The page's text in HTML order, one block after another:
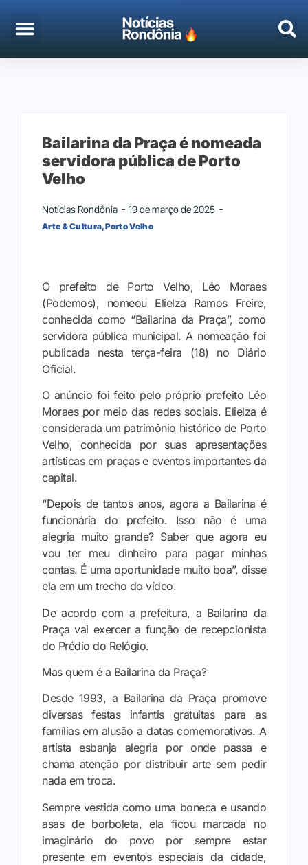
Bailarina da Praça é nomeada
servidora pública de Porto
Velho
Notícias Rondônia 19 de março de 2025
Arte & Cultura,Porto Velho
O prefeito de Porto Velho, Léo Moraes
(Podemos), nomeou Elielza Ramos Freire,
conhecida como “Bailarina da Praça”, como
servidora pública municipal. A nomeação foi
publicada nesta terça-feira (18) no Diário
Oficial.
O anúncio foi feito pelo próprio prefeito Léo
Moraes por meio das redes sociais. Elielza é
considerada um patrimônio histórico de Porto
Velho, conhecida por suas apresentações
artísticas em praças e eventos importantes da
capital.
“Depois de tantos anos, agora a Bailarina é
funcionária do prefeito. Isso não é uma
alegria muito grande? Saber que agora eu
vou ter meu dinheiro para pagar minhas
contas. É uma oportunidade muito boa”, disse
ela em um trecho do vídeo.
De acordo com a prefeitura, a Bailarina da
Praça vai exercer a função de recepcionista
do Prédio do Relógio.
Mas quem é a Bailarina da Praça?
Desde 1993, a Bailarina da Praça promove
diversas festas infantis gratuitas para as
famílias em alusão a datas comemorativas. A
artista esbanja alegria por onde passa e
chama atenção por distribuir arte sem pedir
nada em troca.
Sempre vestida como uma boneca e usando
asas de borboleta, ela ficou marcada no
imaginário do povo por sempre estar
presente em eventos especiais da cidade,